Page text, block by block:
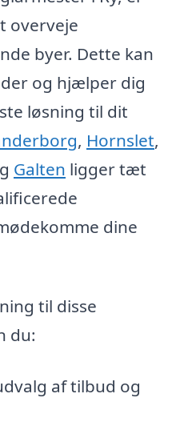
overveje
byer. Dette kan
og hjælper dig
løsning til dit
, Hornslet,
Galten ligger tæt
dine
til disse
du:
af tilbud og